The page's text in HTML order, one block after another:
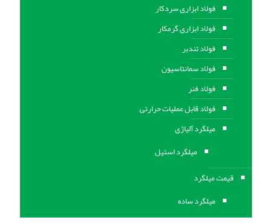
فولاد ابزاری سردکار
فولاد ابزاری گرمکار
فولاد تندبر
فولاد سمانتاسیون
فولاد فنر
فولاد قابل عملیات حرارتی
ميلگرد آلیاژی
میلگرد استیل
قیمت میلگرد
میلگرد ساده